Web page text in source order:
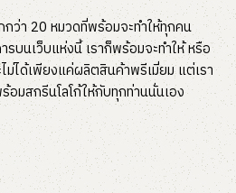
กว่า 20 หมวดที่พร้อมจะทำให้ทุกคน
บนเว็บแห่งนี้ เราก็พร้อมจะทำให้ หรือ
ม่ได้เพียงแค่ผลิตสินค้าพรีเมี่ยม แต่เรา
มสกรีนโลโก้ให้กับทุกท่านนั่นเอง